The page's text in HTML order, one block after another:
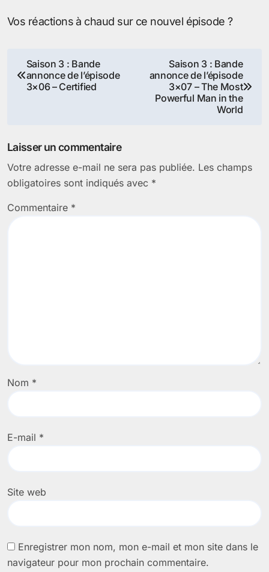
Vos réactions à chaud sur ce nouvel épisode ?
Navigation
de
Saison 3 : Bande
annonce de l’épisode
3×06 – Certified
Saison 3 : Bande
annonce de l’épisode
3×07 – The Most
Powerful Man in the
World
Laisser un commentaire
Votre adresse e-mail ne sera pas publiée. Les champs
obligatoires sont indiqués avec *
Commentaire *
Nom *
E-mail *
Site web
Enregistrer mon nom, mon e-mail et mon site dans le
navigateur pour mon prochain commentaire.